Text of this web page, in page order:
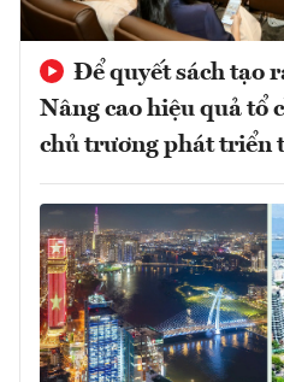
Để quyết sách tạo
Nâng cao hiệu quả tổ
chủ trương phát triển